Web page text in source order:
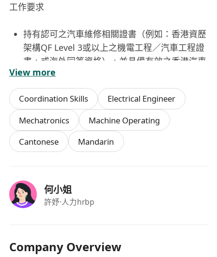
工作要求
持有認可之汽車維修相關證書（例如：香港資歷
架構QF Level 3或以上之機電工程／汽車工程證
書，或海外同等資格），並具備有效之香港汽車
維修技工註冊資格（如適用）。
具備至少2年於正規汽車維修中心或授權服務中
心之實際維修經驗，熟悉主流日系、歐系及國產
車型之結構與常見故障模式。
能獨立操作常用維修設備及工具，具備基本電路
分析能力與機械拆裝熟練度；懂閱讀英文技術文
件及零件目錄者優先。
謹負責任，重視作業安全與5S現場管理規範。
持有效香港工作簽證（受僱於本機構之輸入勞工
配額），並願意遵守本地勞工法例及公司內部管
福利
View more
Coordination Skills
Electrical Engineer
Mechatronics
Machine Operating
Cantonese
Mandarin
何小姐
許妤·人力hrbp
Company Overview